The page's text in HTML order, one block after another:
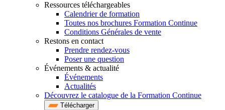
Ressources téléchargeables
Calendrier de formation
Toutes nos brochures Formation Continue
Conditions Générales de vente
Restons en contact
Prendre rendez-vous
Poser une question
Événements & actualité
Événements
Actualités
Découvrez le catalogue de la Formation Continue
Télécharger